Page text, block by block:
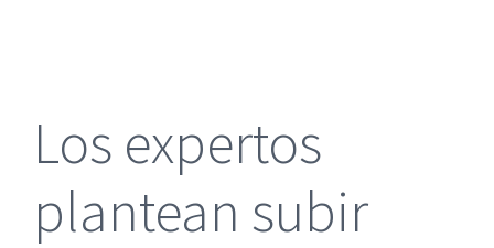
Los expertos
plantean subir